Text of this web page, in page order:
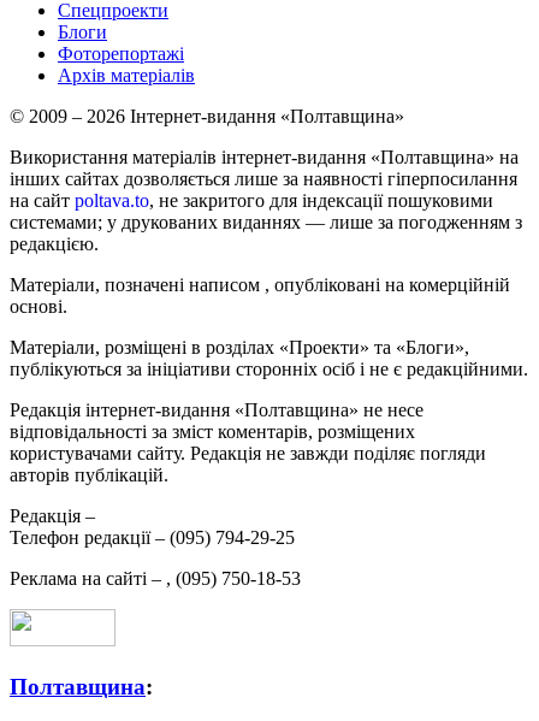
Спецпроекти
Блоги
Фоторепортажі
Архів матеріалів
© 2009 – 2026 Інтернет-видання «Полтавщина»
Використання матеріалів інтернет-видання «Полтавщина» на
інших сайтах дозволяється лише за наявності гіперпосилання
на сайт poltava.to, не закритого для індексації пошуковими
системами; у друкованих виданнях — лише за погодженням з
редакцією.
Матеріали, позначені написом , опубліковані на комерційній
основі.
Матеріали, розміщені в розділах «Проекти» та «Блоги»,
публікуються за ініціативи сторонніх осіб і не є редакційними.
Редакція інтернет-видання «Полтавщина» не несе
відповідальності за зміст коментарів, розміщених
користувачами сайту. Редакція не завжди поділяє погляди
авторів публікацій.
Редакція –
Телефон редакції – (095) 794-29-25
Реклама на сайті – , (095) 750-18-53
Полтавщина: